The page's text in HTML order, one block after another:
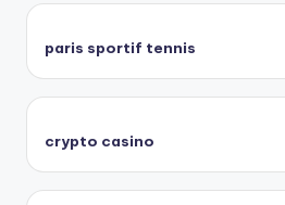
paris sportif tennis
crypto casino